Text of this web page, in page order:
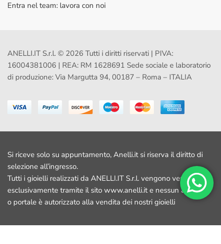
Entra nel team: lavora con noi
ANELLI.IT S.r.l. © 2026 Tutti i diritti riservati | PIVA:
16004381006 | REA: RM 1628691 Sede sociale e laboratorio
di produzione: Via Margutta 94, 00187 – Roma – ITALIA
Si riceve solo su appuntamento, Anelli.it si riserva il diritto di
selezione all’ingresso.
Tutti i gioielli realizzati da ANELLI.IT S.r.l. vengono venduti
esclusivamente tramite il sito www.anelli.it e nessun altro sito
o portale è autorizzato alla vendita dei nostri gioielli